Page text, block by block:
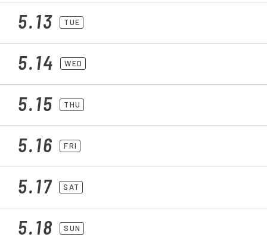
5.13 TUE
5.14 WED
5.15 THU
5.16 FRI
5.17 SAT
5.18 SUN